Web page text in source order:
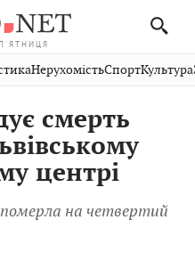
Публікації
Авто СловкоКультура
Кіно Дім СпортКраєзнавство
ФотоОсвітаНерухомість
Домашні
тварини
НерухомістьСпортКультура
смерть
центрі
на четвертий